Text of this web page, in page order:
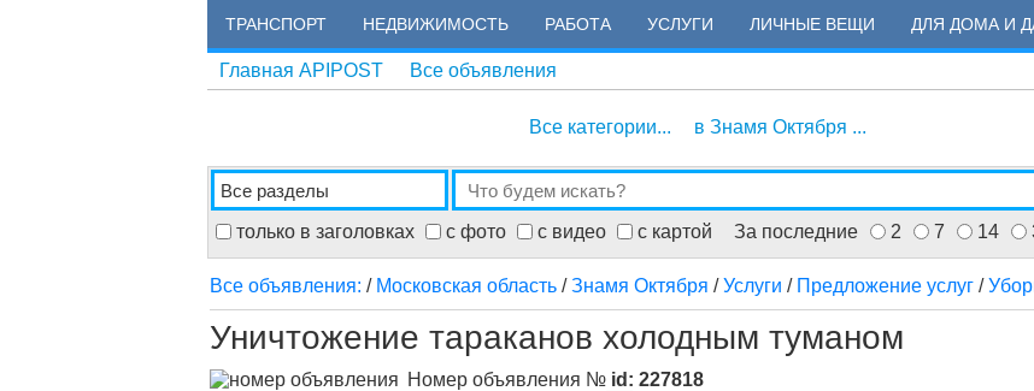
ТРАНСПОРТ НЕДВИЖИМОСТЬ РАБОТА УСЛУГИ ЛИЧНЫЕ ВЕЩИ ДЛЯ ДОМА И
Главная APIPOST Все объявления
Все категории... в Знамя Октября ...
только в заголовках с фото с видео с картой За последние 2 7 14
Все объявления: / Московская область /Знамя Октября /Услуги / Предложение услуг /
Уничтожение тараканов холодным туманом
Номер объявления № id: 227818